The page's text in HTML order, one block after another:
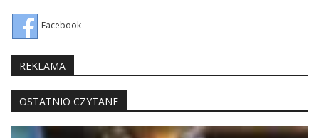
Facebook
REKLAMA
OSTATNIO CZYTANE